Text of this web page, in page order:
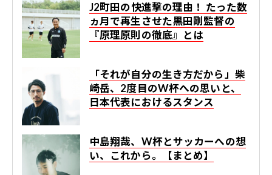
J2町田の快進撃の理由！ たった数
ヵ月で再生させた黒田剛監督の
『原理原則の徹底』とは
「それが自分の生き方だから」柴
崎岳、2度目のW杯への思いと、
日本代表におけるスタンス
中島翔哉、W杯とサッカーへの想
い、これから。【まとめ】